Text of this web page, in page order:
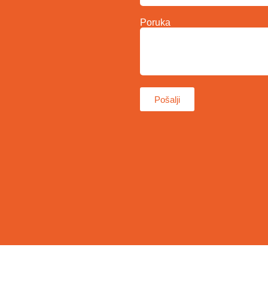
Poruka
Pošalji